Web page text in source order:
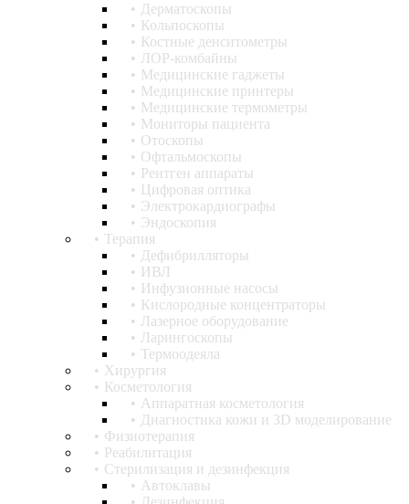
Дерматоскопы
Кольпоскопы
Костные денситометры
ЛОР-комбайны
Медицинские гаджеты
Медицинские принтеры
Медицинские термометры
Мониторы пациента
Отоскопы
Офтальмоскопы
Рентген аппараты
Цифровая оптика
Электрокардиографы
Эндоскопия
Терапия
Дефибрилляторы
ИВЛ
Инфузионные насосы
Кислородные концентраторы
Лазерное оборудование
Ларингоскопы
Термоодеяла
Хирургия
Косметология
Аппаратная косметология
Диагностика кожи и 3D моделирование
Физиотерапия
Реабилитация
Стерилизация и дезинфекция
Автоклавы